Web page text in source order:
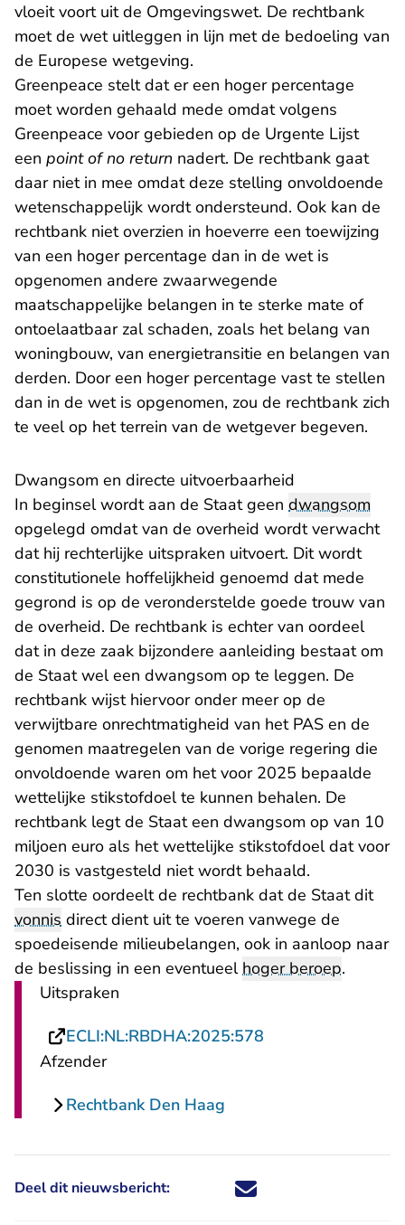
vloeit voort uit de Omgevingswet. De rechtbank
moet de wet uitleggen in lijn met de bedoeling van
de Europese wetgeving.
Greenpeace stelt dat er een hoger percentage
moet worden gehaald mede omdat volgens
Greenpeace voor gebieden op de Urgente Lijst
een point of no return nadert. De rechtbank gaat
daar niet in mee omdat deze stelling onvoldoende
wetenschappelijk wordt ondersteund. Ook kan de
rechtbank niet overzien in hoeverre een toewijzing
van een hoger percentage dan in de wet is
opgenomen andere zwaarwegende
maatschappelijke belangen in te sterke mate of
ontoelaatbaar zal schaden, zoals het belang van
woningbouw, van energietransitie en belangen van
derden. Door een hoger percentage vast te stellen
dan in de wet is opgenomen, zou de rechtbank zich
te veel op het terrein van de wetgever begeven.
Dwangsom en directe uitvoerbaarheid
In beginsel wordt aan de Staat geen dwangsom
opgelegd omdat van de overheid wordt verwacht
dat hij rechterlijke uitspraken uitvoert. Dit wordt
constitutionele hoffelijkheid genoemd dat mede
gegrond is op de veronderstelde goede trouw van
de overheid. De rechtbank is echter van oordeel
dat in deze zaak bijzondere aanleiding bestaat om
de Staat wel een dwangsom op te leggen. De
rechtbank wijst hiervoor onder meer op de
verwijtbare onrechtmatigheid van het PAS en de
genomen maatregelen van de vorige regering die
onvoldoende waren om het voor 2025 bepaalde
wettelijke stikstofdoel te kunnen behalen. De
rechtbank legt de Staat een dwangsom op van 10
miljoen euro als het wettelijke stikstofdoel dat voor
2030 is vastgesteld niet wordt behaald.
Ten slotte oordeelt de rechtbank dat de Staat dit
vonnis direct dient uit te voeren vanwege de
spoedeisende milieubelangen, ook in aanloop naar
de beslissing in een eventueelhoger beroep.
Uitspraken
ECLI:NL:RBDHA:2025:578
Afzender
Rechtbank Den Haag
Deel dit nieuwsbericht: Deel dit nieuwsbericht via X -
Deel dit nieuwsbericht via
Deel dit nieuwsbericht
Deel dit